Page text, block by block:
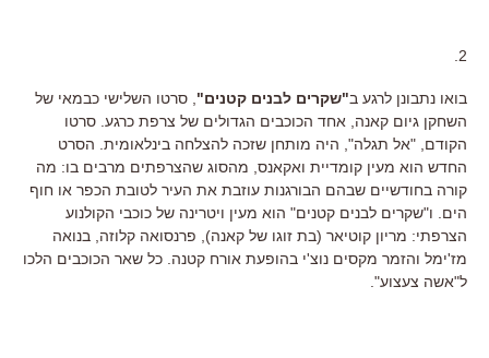
2.
בואו נתבונן לרגע ב"שקרים לבנים קטנים" , סרטו השלישי כבמאי של
השחקן גיום קאנה, אחד הכוכבים הגדולים של צרפת כרגע. סרטו
הקודם, "אל תגלה", היה מותחן שזכה להצלחה בינלאומית. הסרט
החדש הוא מעין קומדיית ואקאנס, מהסוג שהצרפתים מרבים בו: מה
קורה בחודשיים שבהם הבורגנות עוזבת את העיר לטובת הכפר או חוף
הים. ו"שקרים לבנים קטנים" הוא מעין ויטרינה של כוכבי הקולנוע
הצרפתי: מריון קוטיאר (בת זוגו של קאנה), פרנסואה קלוזה, בנואה
מז'ימל והזמר מקסים נוצ'י בהופעת אורח קטנה. כל שאר הכוכבים הלכו
ל"אשה צעצוע".